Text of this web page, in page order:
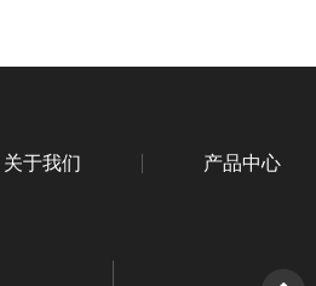
关于我们 产品中心